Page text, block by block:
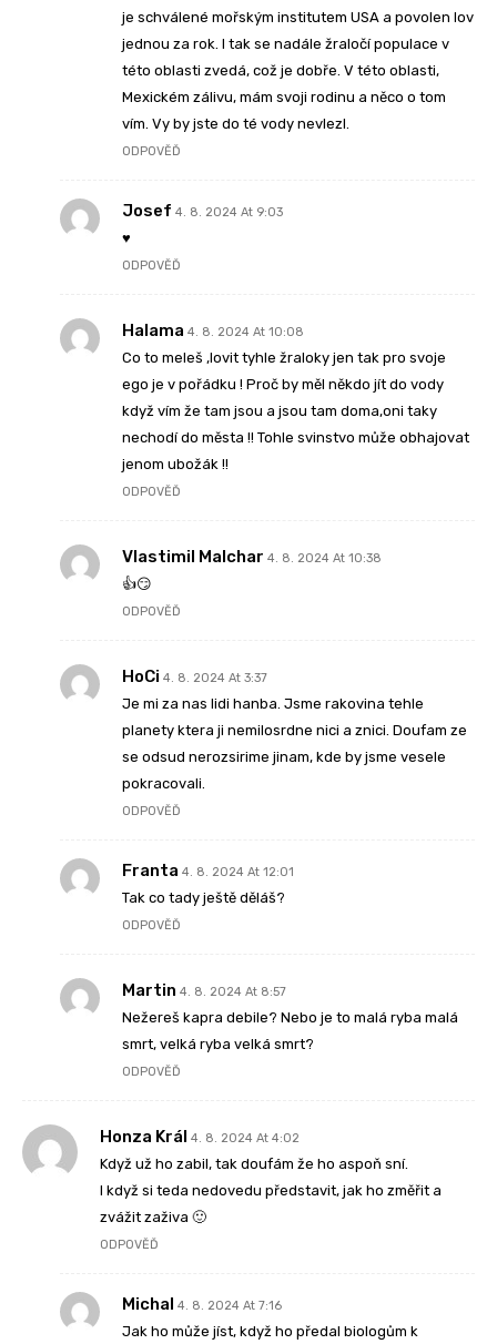
je schválené mořským institutem USA a povolen lov
jednou za rok. I tak se nadále žraločí populace v
této oblasti zvedá, což je dobře. V této oblasti,
Mexickém zálivu, mám svoji rodinu a něco o tom
vím. Vy by jste do té vody nevlezl.
ODPOVĚĎ
Josef 4. 8. 2024 At 9:03
♥︎
ODPOVĚĎ
Halama 4. 8. 2024 At 10:08
Co to meleš ,lovit tyhle žraloky jen tak pro svoje
ego je v pořádku ! Proč by měl někdo jít do vody
když vím že tam jsou a jsou tam doma,oni taky
nechodí do města !! Tohle svinstvo může obhajovat
jenom ubožák !!
ODPOVĚĎ
Vlastimil Malchar 4. 8. 2024 At 10:38
👍😏
ODPOVĚĎ
HoCi 4. 8. 2024 At 3:37
Je mi za nas lidi hanba. Jsme rakovina tehle
planety ktera ji nemilosrdne nici a znici. Doufam ze
se odsud nerozsirime jinam, kde by jsme vesele
pokracovali.
ODPOVĚĎ
Franta 4. 8. 2024 At 12:01
Tak co tady ještě děláš?
ODPOVĚĎ
Martin 4. 8. 2024 At 8:57
Nežereš kapra debile? Nebo je to malá ryba malá
smrt, velká ryba velká smrt?
ODPOVĚĎ
Honza Král 4. 8. 2024 At 4:02
Když už ho zabil, tak doufám že ho aspoň sní.
I když si teda nedovedu představit, jak ho změřit a
zvážit zaživa 🙂
ODPOVĚĎ
Michal 4. 8. 2024 At 7:16
Jak ho může jíst, když ho předal biologům k